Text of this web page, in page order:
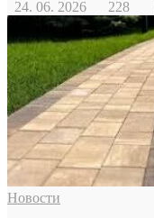
24. 06. 2026
228
Новости